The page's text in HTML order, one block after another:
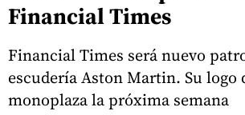
Financial Times
Financial Times será nuevo
escudería Aston Martin. Su logo
monoplaza la próxima semana